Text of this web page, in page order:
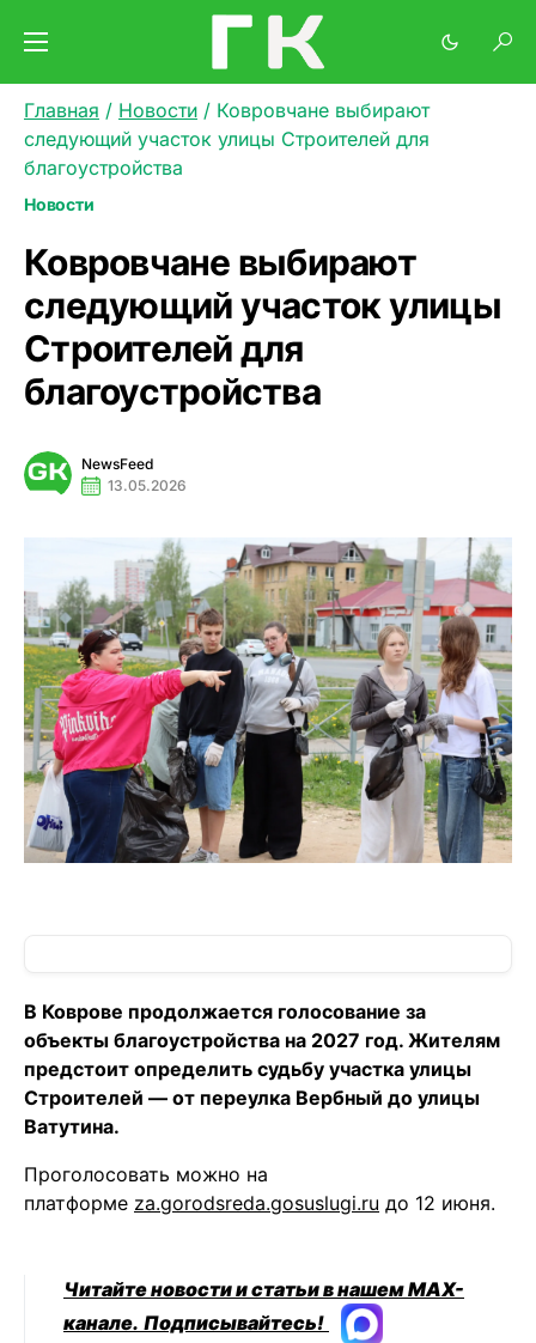
Главная / Новости / Ковровчане выбирают
следующий участок улицы Строителей для
благоустройства
Новости
Ковровчане выбирают
следующий участок улицы
Строителей для
благоустройства
NewsFeed
13.05.2026
В Коврове продолжается голосование за
объекты благоустройства на 2027 год. Жителям
предстоит определить судьбу участка улицы
Строителей — от переулка Вербный до улицы
Ватутина.
Проголосовать можно на
платформе za.gorodsreda.gosuslugi.ru до 12 июня.
Читайте новости и статьи в нашем MAX-
канале. Подписывайтесь!